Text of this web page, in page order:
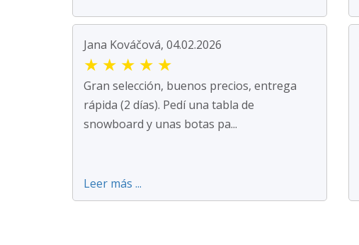
Jana Kováčová, 04.02.2026
★ ★ ★ ★ ★
Gran selección, buenos precios, entrega
rápida (2 días). Pedí una tabla de
snowboard y unas botas pa...
Leer más ...